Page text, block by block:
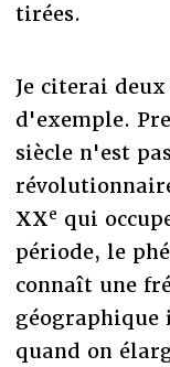
tirées.
Je citerai
d'exemple.
siècle n'est
XXe qui
période, le
connaît une
géographique
quand on